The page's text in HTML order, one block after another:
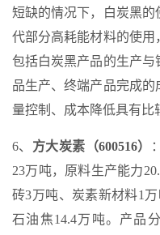
短缺的情况下，白炭黑
代部分高耗能材料的使
包括白炭黑产品的生产
品生产、终端产品完成
量控制、成本降低具有比
6、 方大炭素（600516）
23万吨，原料生产能力
砖3万吨、炭素新材料1
石油焦14.4万吨。产品